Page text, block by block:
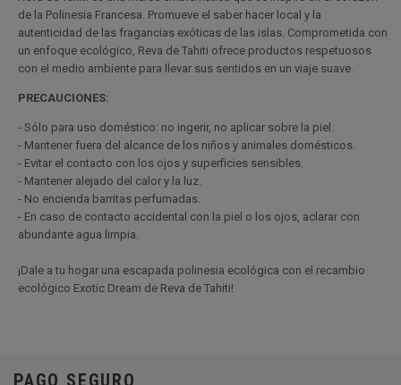
de la Polinesia Francesa. Promueve el saber hacer local y la
autenticidad de las fragancias exóticas de las islas. Comprometida con
un enfoque ecológico, Reva de Tahiti ofrece productos respetuosos
con el medio ambiente para llevar sus sentidos en un viaje suave.
PRECAUCIONES:
- Sólo para uso doméstico: no ingerir, no aplicar sobre la piel.
- Mantener fuera del alcance de los niños y animales domésticos.
- Evitar el contacto con los ojos y superficies sensibles.
- Mantener alejado del calor y la luz.
- No encienda barritas perfumadas.
- En caso de contacto accidental con la piel o los ojos, aclarar con
abundante agua limpia.
¡Dale a tu hogar una escapada polinesia ecológica con el recambio
ecológico Exotic Dream de Reva de Tahiti!
PAGO SEGURO